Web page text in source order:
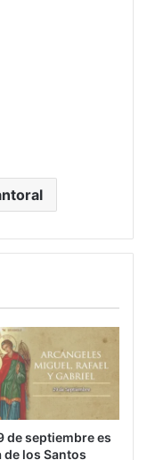
de septiembre es
de los Santos